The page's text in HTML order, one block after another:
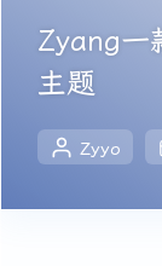
Zyang一
主题
Zyyo